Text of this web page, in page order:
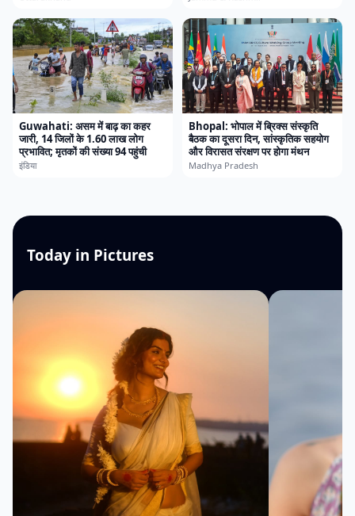
Guwahati: असम में बाढ़ का कहर
जारी, 14 जिलों के 1.60 लाख लोग
प्रभावित; मृतकों की संख्या 94 पहुंची
इंडिया
Bhopal: भोपाल में ब्रिक्स संस्कृति
बैठक का दूसरा दिन, सांस्कृतिक सहयोग
और विरासत संरक्षण पर होगा मंथन
Madhya Pradesh
Today in Pictures